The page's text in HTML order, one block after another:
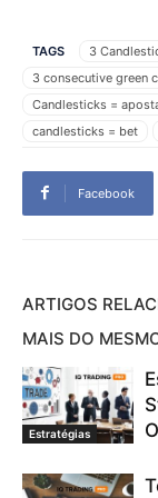
TAGS
3
3 consecutive green
Candlesticks =
candlesticks = bet
castiçal padrão
Estratégia de
Estratégia de
estratégia de
Estrela cadente
horário de Negócios
Facebook
ARTIGOS
MAIS DO
Estratégias